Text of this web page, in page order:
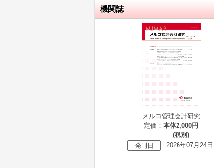
機関誌
メルコ管理会計研究
定価： 本体2,000円
(税別)
発刊日
2026年07月24日